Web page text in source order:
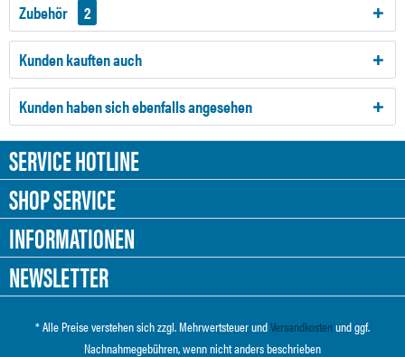
Zubehör 2
Kunden kauften auch
Kunden haben sich ebenfalls angesehen
SERVICE HOTLINE
SHOP SERVICE
INFORMATIONEN
NEWSLETTER
* Alle Preise verstehen sich zzgl. Mehrwertsteuer undVersandkostenund ggf.
Nachnahmegebühren, wenn nicht anders beschrieben